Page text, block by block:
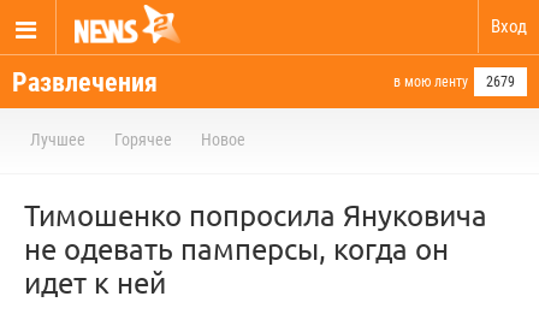
Вход
Развлечения в мою ленту 2679
Лучшее Горячее Новое
Тимошенко попросила Януковича
не одевать памперсы, когда он
идет к ней